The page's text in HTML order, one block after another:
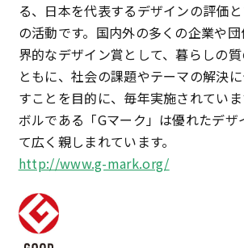
る、日本を代表するデザインの評価
の活動です。国内外の多くの企業や
界的なデザイン賞として、暮らしの
ともに、社会の課題やテーマの解決
すことを目的に、毎年実施されてい
ボルである「Gマーク」は優れたデザ
て広く親しまれています。
http://www.g-mark.org/